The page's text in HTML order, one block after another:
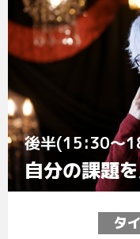
後半(15:30～
自分の課題
タ